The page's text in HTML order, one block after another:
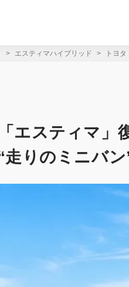
エスティマハイブリッド トヨ
エスティマ」
走りのミニバ